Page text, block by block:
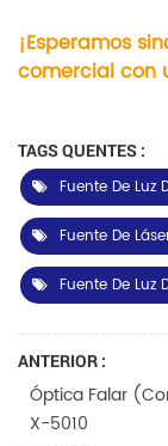
¡Esperamos
comercial con
TAGS QUENTES :
Fuente De Luz
Fuente De
Fuente De Luz
ANTERIOR :
Óptica Falar
X-5010